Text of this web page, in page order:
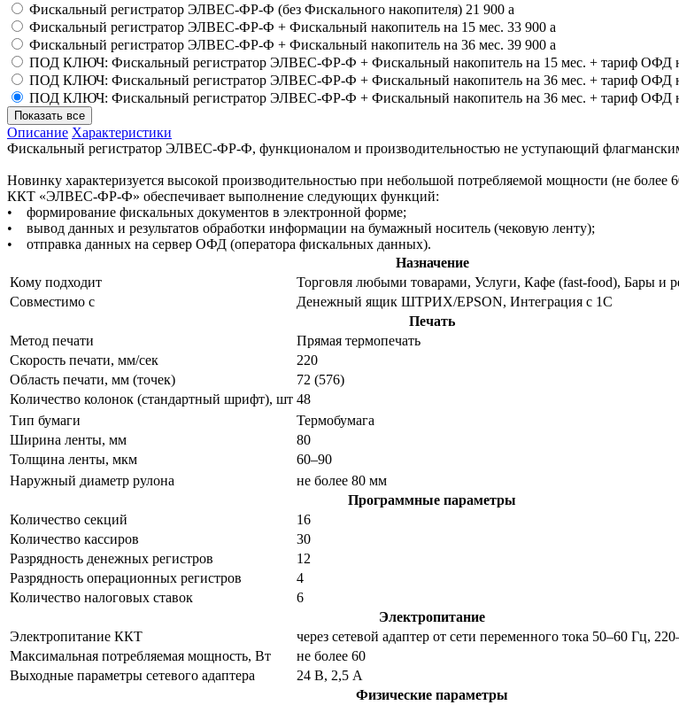
Фискальный регистратор ЭЛВЕС-ФР-Ф (без Фискального накопителя) 21 900 a
Фискальный регистратор ЭЛВЕС-ФР-Ф + Фискальный накопитель на 15 мес. 33 900 a
Фискальный регистратор ЭЛВЕС-ФР-Ф + Фискальный накопитель на 36 мес. 39 900 a
ПОД КЛЮЧ: Фискальный регистратор ЭЛВЕС-ФР-Ф + Фискальный накопитель на 15 мес. + тариф ОФД
ПОД КЛЮЧ: Фискальный регистратор ЭЛВЕС-ФР-Ф + Фискальный накопитель на 36 мес. + тариф ОФД
ПОД КЛЮЧ: Фискальный регистратор ЭЛВЕС-ФР-Ф + Фискальный накопитель на 36 мес. + тариф ОФД
Показать все
Описание Характеристики
Фискальный регистратор ЭЛВЕС-ФР-Ф, функционалом и производительностью не уступающий
Новинку характеризуется высокой производительностью при небольшой потребляемой мощности (не
ККТ «ЭЛВЕС-ФР-Ф» обеспечивает выполнение следующих функций:
• формирование фискальных документов в электронной форме;
• вывод данных и результатов обработки информации на бумажный носитель (чековую ленту);
• отправка данных на сервер ОФД (оператора фискальных данных).
Назначение
Кому подходит
Торговля любыми товарами, Услуги, Кафе (fast-food), Бары и
Совместимо с
Денежный ящик ШТРИХ/EPSON, Интеграция с 1С
Печать
Метод печати
Прямая термопечать
Скорость печати, мм/сек
220
Область печати, мм (точек)
72 (576)
Количество колонок (стандартный шрифт), шт 48
Тип бумаги
Термобумага
Ширина ленты, мм
80
Толщина ленты, мкм
60–90
Наружный диаметр рулона
не более 80 мм
Программные параметры
Количество секций
16
Количество кассиров
30
Разрядность денежных регистров
12
Разрядность операционных регистров
4
Количество налоговых ставок
6
Электропитание
Электропитание ККТ
через сетевой адаптер от сети переменного тока 50–60 Гц,
Максимальная потребляемая мощность, Вт
не более 60
Выходные параметры сетевого адаптера
24 В, 2,5 А
Физические параметры